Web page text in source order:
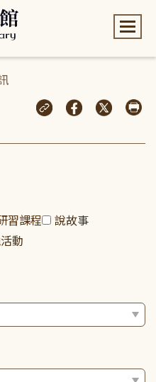
習課程
說故事
動